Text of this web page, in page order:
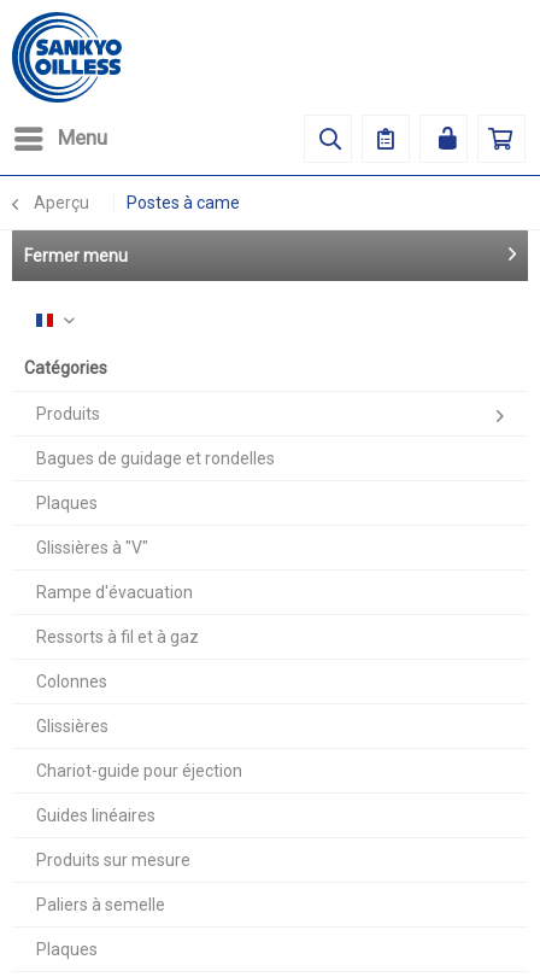
Menu
Aperçu Postes à came
Fermer menu
Français
Catégories
Produits
Bagues de guidage et rondelles
Plaques
Glissières à "V"
Rampe d'évacuation
Ressorts à fil et à gaz
Colonnes
Glissières
Chariot-guide pour éjection
Guides linéaires
Produits sur mesure
Paliers à semelle
Plaques